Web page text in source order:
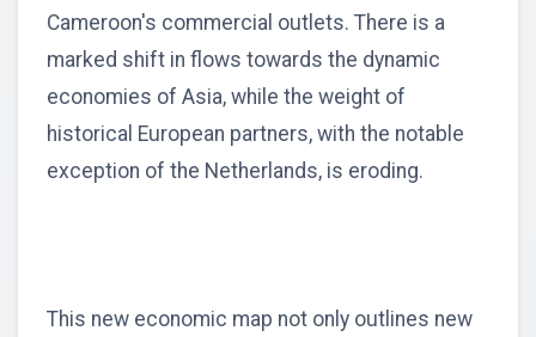
Cameroon's commercial outlets. There is a
marked shift in flows towards the dynamic
economies of Asia, while the weight of
historical European partners, with the notable
exception of the Netherlands, is eroding.
This new economic map not only outlines new